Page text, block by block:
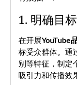
1. 明确目
在开展YouTube
标受众群体。通
别等特征，制定
吸引力和传播效